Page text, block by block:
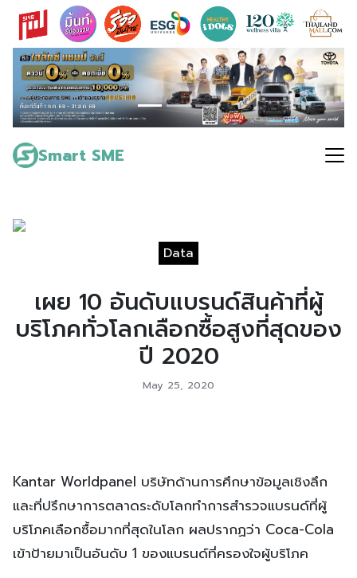
Skip
content
Smart SME
Search
for:
Data
เผย 10 อันดับแบรนด์สินค้าที่ผู้
บริโภคทั่วโลกเลือกซื้อสูงที่สุดของ
ปี 2020
May 25, 2020
Kantar Worldpanel บริษัทด้านการศึกษาข้อมูลเชิงลึก
และที่ปรึกษาการตลาดระดับโลกทำการสำรวจแบรนด์ที่ผู้
บริโภคเลือกซื้อมากที่สุดในโลก ผลปรากฏว่า Coca-Cola
เข้าป้ายมาเป็นอันดับ 1 ของแบรนด์ที่ครองใจผู้บริโภค